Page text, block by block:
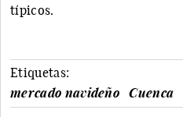
típicos.
Etiquetas:
mercado navideño
Cuenca